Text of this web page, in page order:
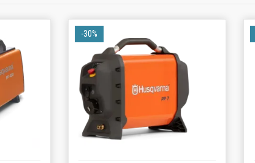
na
napajalna
zanesljiv
-30%